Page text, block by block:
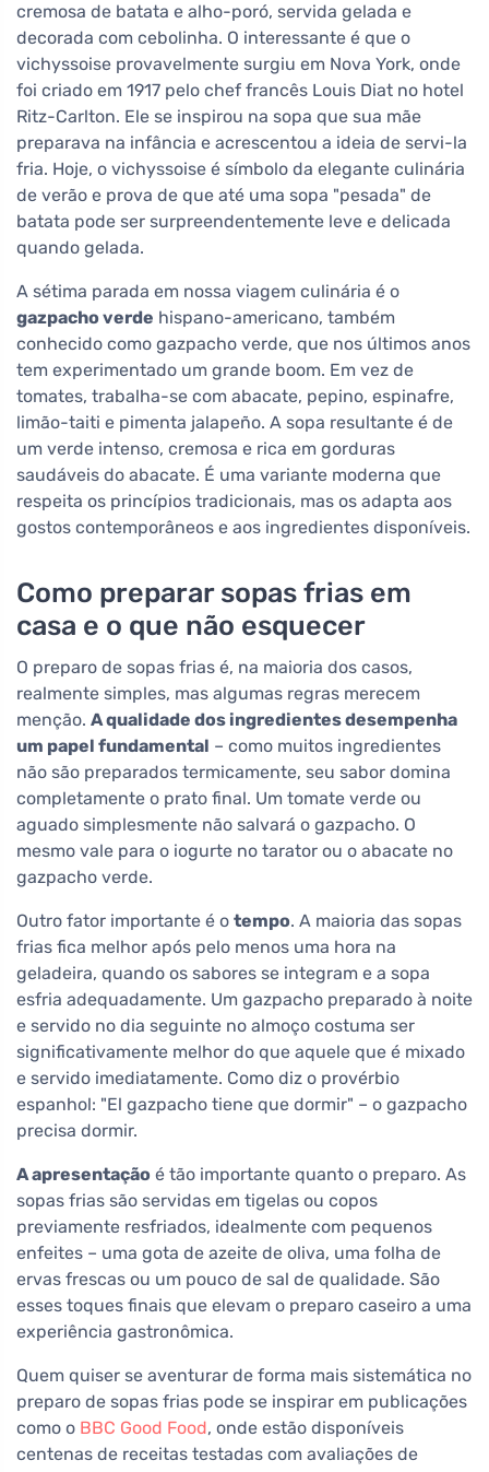
cremosa de batata e alho-poró, servida gelada e
decorada com cebolinha. O interessante é que o
vichyssoise provavelmente surgiu em Nova York, onde
foi criado em 1917 pelo chef francês Louis Diat no hotel
Ritz-Carlton. Ele se inspirou na sopa que sua mãe
preparava na infância e acrescentou a ideia de servi-la
fria. Hoje, o vichyssoise é símbolo da elegante culinária
de verão e prova de que até uma sopa "pesada" de
batata pode ser surpreendentemente leve e delicada
quando gelada.
A sétima parada em nossa viagem culinária é o
gazpacho verde hispano-americano, também
conhecido como gazpacho verde, que nos últimos anos
tem experimentado um grande boom. Em vez de
tomates, trabalha-se com abacate, pepino, espinafre,
limão-taiti e pimenta jalapeño. A sopa resultante é de
um verde intenso, cremosa e rica em gorduras
saudáveis do abacate. É uma variante moderna que
respeita os princípios tradicionais, mas os adapta aos
gostos contemporâneos e aos ingredientes disponíveis.
Como preparar sopas frias em
casa e o que não esquecer
O preparo de sopas frias é, na maioria dos casos,
realmente simples, mas algumas regras merecem
menção. A qualidade dos ingredientes desempenha
um papel fundamental – como muitos ingredientes
não são preparados termicamente, seu sabor domina
completamente o prato final. Um tomate verde ou
aguado simplesmente não salvará o gazpacho. O
mesmo vale para o iogurte no tarator ou o abacate no
gazpacho verde.
Outro fator importante é o tempo. A maioria das sopas
frias fica melhor após pelo menos uma hora na
geladeira, quando os sabores se integram e a sopa
esfria adequadamente. Um gazpacho preparado à noite
e servido no dia seguinte no almoço costuma ser
significativamente melhor do que aquele que é mixado
e servido imediatamente. Como diz o provérbio
espanhol: "El gazpacho tiene que dormir" – o gazpacho
precisa dormir.
A apresentação é tão importante quanto o preparo. As
sopas frias são servidas em tigelas ou copos
previamente resfriados, idealmente com pequenos
enfeites – uma gota de azeite de oliva, uma folha de
ervas frescas ou um pouco de sal de qualidade. São
esses toques finais que elevam o preparo caseiro a uma
experiência gastronômica.
Quem quiser se aventurar de forma mais sistemática no
preparo de sopas frias pode se inspirar em publicações
como o BBC Good Food, onde estão disponíveis
centenas de receitas testadas com avaliações de